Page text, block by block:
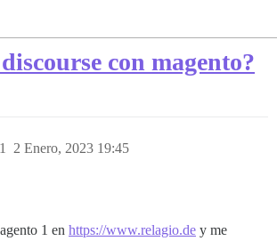
con magento?
2 Enero, 2023 19:45
1
1 en https://www.relagio.de y me